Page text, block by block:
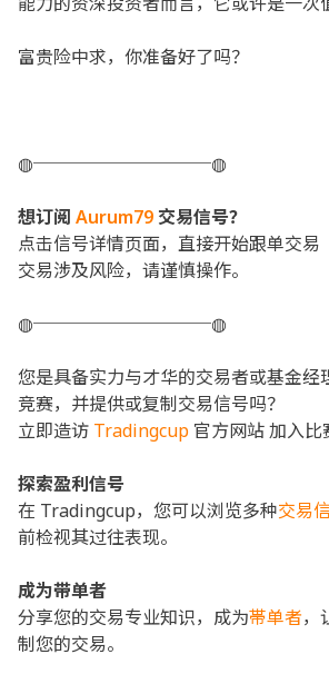
富贵险中求，你准备好了吗？
◍──────────◍
想订阅 Aurum79 交易信号？
点击信号详情页面，直接开始跟单交易
交易涉及风险，请谨慎操作。
◍──────────◍
您是具备实力与才华的交易者或基金经
竞赛，并提供或复制交易信号吗？
立即造访 Tradingcup 官方网站 加入比
探索盈利信号
在 Tradingcup，您可以浏览多种交易
前检视其过往表现。
成为带单者
分享您的交易专业知识，成为帯单者，
制您的交易。